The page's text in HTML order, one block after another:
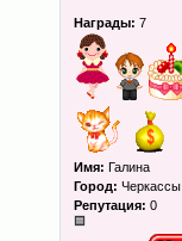
Награды: 7
Имя: Галина
Город: Черкассы
Репутация: 0